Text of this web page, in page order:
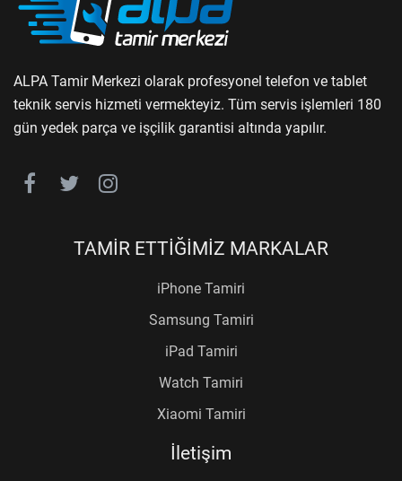
ALPA Tamir Merkezi olarak profesyonel telefon ve tablet
teknik servis hizmeti vermekteyiz. Tüm servis işlemleri 180
gün yedek parça ve işçilik garantisi altında yapılır.
TAMİR ETTİĞİMİZ MARKALAR
iPhone Tamiri
Samsung Tamiri
iPad Tamiri
Watch Tamiri
Xiaomi Tamiri
İletişim